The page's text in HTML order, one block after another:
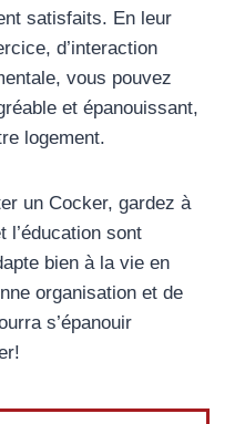
satisfaits. En leur
d’interaction
vous pouvez
et épanouissant,
logement.
un Cocker, gardez à
l’éducation sont
bien à la vie en
organisation et de
s’épanouir